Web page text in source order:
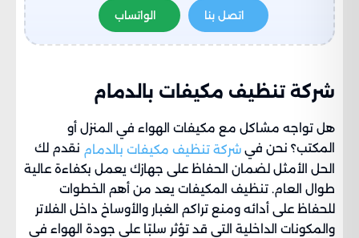
اتصل بنا الواتساب
شركة تنظيف مكيفات بالدمام
هل تواجه مشاكل مع مكيفات الهواء في المنزل أو
المكتب؟ نحن في شركة تنظيف مكيفات بالدمام نقدم لك
الحل الأمثل لضمان الحفاظ على جهازك يعمل بكفاءة عالية
طوال العام. تنظيف المكيفات يعد من أهم الخطوات
للحفاظ على أدائه ومنع تراكم الغبار والأوساخ داخل الفلاتر
والمكونات الداخلية التي قد تؤثر سلبًا على جودة الهواء في